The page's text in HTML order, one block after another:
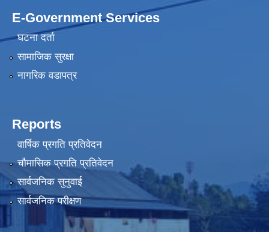
E-Government Services
घटना दर्ता
सामाजिक सुरक्षा
नागरिक वडापत्र
Reports
वार्षिक प्रगति प्रतिवेदन
चौमासिक प्रगति प्रतिवेदन
सार्वजनिक सुनुवाई
सार्वजनिक परीक्षण